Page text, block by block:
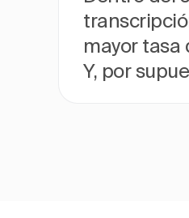
mayor tasa
Y, por